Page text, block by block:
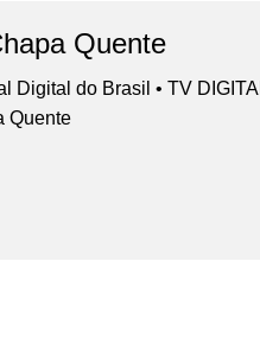
Quente
Digital do Brasil • TV
Quente